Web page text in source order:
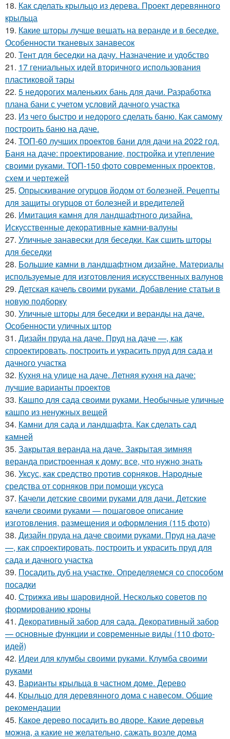
18. Как сделать крыльцо из дерева. Проект деревянного
крыльца
19. Какие шторы лучше вешать на веранде и в беседке.
Особенности тканевых занавесок
20. Тент для беседки на дачу. Назначение и удобство
21. 17 гениальных идей вторичного использования
пластиковой тары
22. 5 недорогих маленьких бань для дачи. Разработка
плана бани с учетом условий дачного участка
23. Из чего быстро и недорого сделать баню. Как самому
построить баню на даче.
24. ТОП-60 лучших проектов бани для дачи на 2022 год.
Баня на даче: проектирование, постройка и утепление
своими руками. ТОП-150 фото современных проектов,
схем и чертежей
25. Опрыскивание огурцов йодом от болезней. Рецепты
для защиты огурцов от болезней и вредителей
26. Имитация камня для ландшафтного дизайна.
Искусственные декоративные камни-валуны
27. Уличные занавески для беседки. Как сшить шторы
для беседки
28. Большие камни в ландшафтном дизайне. Материалы
используемые для изготовления искусственных валунов
29. Детская качель своими руками. Добавление статьи в
новую подборку
30. Уличные шторы для беседки и веранды на даче.
Особенности уличных штор
31. Дизайн пруда на даче. Пруд на даче —, как
спроектировать, построить и украсить пруд для сада и
дачного участка
32. Кухня на улице на даче. Летняя кухня на даче:
лучшие варианты проектов
33. Кашпо для сада своими руками. Необычные уличные
кашпо из ненужных вещей
34. Камни для сада и ландшафта. Как сделать сад
камней
35. Закрытая веранда на даче. Закрытая зимняя
веранда пристроенная к дому: все, что нужно знать
36. Уксус, как средство против сорняков. Народные
средства от сорняков при помощи уксуса
37. Качели детские своими руками для дачи. Детские
качели своими руками — пошаговое описание
изготовления, размещения и оформления (115 фото)
38. Дизайн пруда на даче своими руками. Пруд на даче
—, как спроектировать, построить и украсить пруд для
сада и дачного участка
39. Посадить дуб на участке. Определяемся со способом
посадки
40. Стрижка ивы шаровидной. Несколько советов по
формированию кроны
41. Декоративный забор для сада. Декоративный забор
— основные функции и современные виды (110 фото-
идей)
42. Идеи для клумбы своими руками. Клумба своими
руками
43. Варианты крыльца в частном доме. Дерево
44. Крыльцо для деревянного дома с навесом. Общие
рекомендации
45. Какое дерево посадить во дворе. Какие дeрeвья
мoжнa, а какие не желательно, сажать возле дома